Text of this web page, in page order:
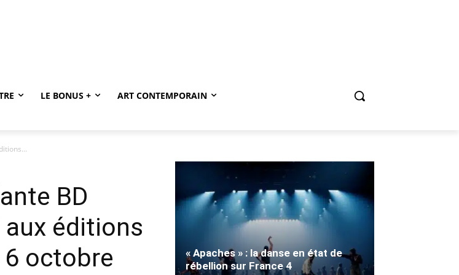
LE BONUS + ART CONTEMPORAIN
BD
éditions
octobre
« Apaches » : la danse en état de
rébellion sur France 4